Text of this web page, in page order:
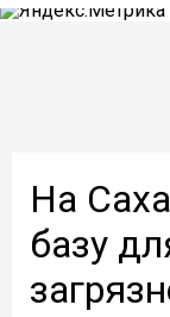
На
базу